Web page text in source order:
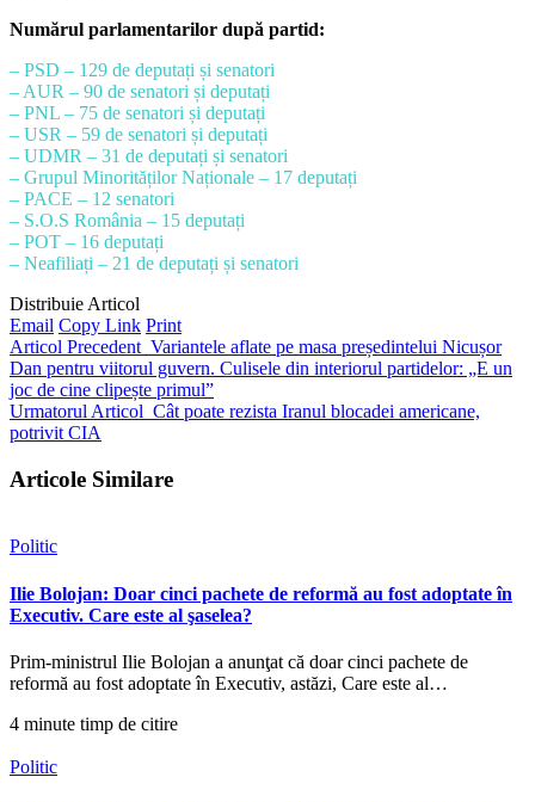
Numărul parlamentarilor după partid:
– PSD – 129 de deputați și senatori
– AUR – 90 de senatori și deputați
– PNL – 75 de senatori și deputați
– USR – 59 de senatori și deputați
– UDMR – 31 de deputați și senatori
– Grupul Minorităților Naționale – 17 deputați
– PACE – 12 senatori
– S.O.S România – 15 deputați
– POT – 16 deputați
– Neafiliați – 21 de deputați și senatori
Distribuie Articol
Email Copy Link Print
Articol Precedent Variantele aflate pe masa președintelui Nicușor
Dan pentru viitorul guvern. Culisele din interiorul partidelor: „E un
joc de cine clipește primul”
Urmatorul Articol Cât poate rezista Iranul blocadei americane,
potrivit CIA
Articole Similare
Politic
Ilie Bolojan: Doar cinci pachete de reformă au fost adoptate în
Executiv. Care este al şaselea?
Prim-ministrul Ilie Bolojan a anunţat că doar cinci pachete de
reformă au fost adoptate în Executiv, astăzi, Care este al…
4 minute timp de citire
Politic